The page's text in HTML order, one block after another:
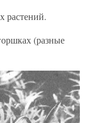
растений.
(разные